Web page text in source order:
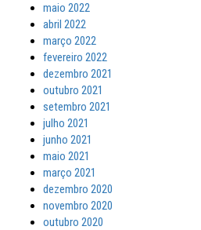
maio 2022
abril 2022
março 2022
fevereiro 2022
dezembro 2021
outubro 2021
setembro 2021
julho 2021
junho 2021
maio 2021
março 2021
dezembro 2020
novembro 2020
outubro 2020